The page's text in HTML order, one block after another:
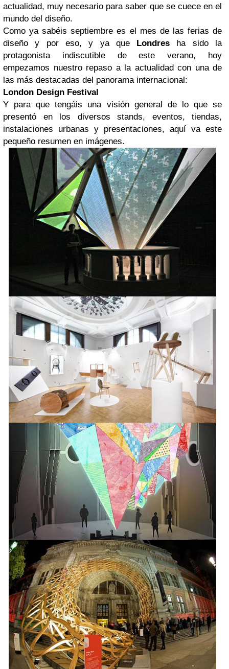
actualidad, muy necesario para saber que se cuece en el
mundo del diseño.
Como ya sabéis septiembre es el mes de las ferias de
diseño y por eso, y ya que Londres ha sido la
protagonista indiscutible de este verano, hoy
empezamos nuestro repaso a la actualidad con una de
las más destacadas del panorama internacional:
London Design Festival
Y para que tengáis una visión general de lo que se
presentó en los diversos stands, eventos, tiendas,
instalaciones urbanas y presentaciones, aquí va este
pequeño resumen en imágenes.